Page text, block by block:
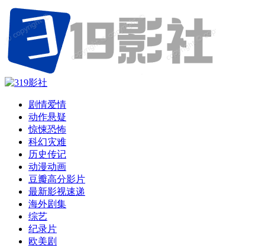
剧情爱情
动作悬疑
惊悚恐怖
科幻灾难
历史传记
动漫动画
豆瓣高分影片
最新影视速递
海外剧集
综艺
纪录片
欧美剧